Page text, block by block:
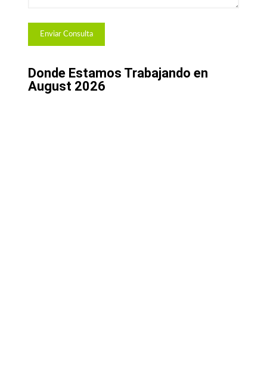
Donde Estamos Trabajando en
August 2026